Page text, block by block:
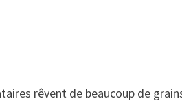
rêvent de beaucoup de